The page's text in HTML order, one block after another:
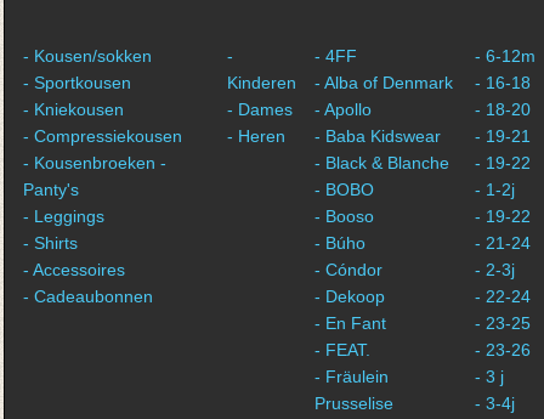
- Kousen/sokken
- Sportkousen
- Kniekousen
- Compressiekousen
- Kousenbroeken -
Panty's
- Leggings
- Shirts
- Accessoires
- Cadeaubonnen
-
Kinderen
- Dames
- Heren
- 4FF
- Alba of Denmark
- Apollo
- Baba Kidswear
- Black & Blanche
- BOBO
- Booso
- Búho
- Cóndor
- Dekoop
- En Fant
- FEAT.
- Fräulein
Prusselise
- 6-12m
- 16-18
- 18-20
- 19-21
- 19-22
- 1-2j
- 19-22
- 21-24
- 2-3j
- 22-24
- 23-25
- 23-26
- 3 j
- 3-4j